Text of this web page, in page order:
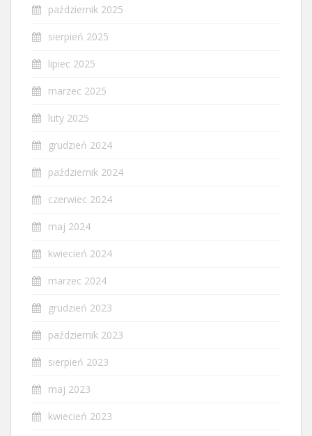
październik 2025
sierpień 2025
lipiec 2025
marzec 2025
luty 2025
grudzień 2024
październik 2024
czerwiec 2024
maj 2024
kwiecień 2024
marzec 2024
grudzień 2023
październik 2023
sierpień 2023
maj 2023
kwiecień 2023